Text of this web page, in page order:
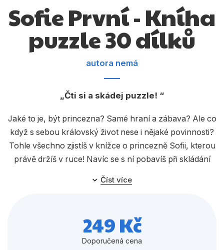
Dárkové publikace
Dárkové zboží
Kalendáře
Komiks
Křížovky
Kuchařky
Populárně - naučná pro dospělé
Populárně - naučné pro děti
Sofie První - Kníha
puzzle 30 dílků
autora nemá
Čti si a skádej puzzle!
Jaké to je, být princezna? Samé hraní a zábava? Ale co
když s sebou královský život nese i nějaké povinnosti?
Tohle všechno zjistíš v knížce o princezně Sofii, kterou
právě držíš v ruce! Navíc se s ní pobavíš při skládání
krásných puzzle obrázků ze 30 dílků.
Číst více
249 Kč
Doporučená cena